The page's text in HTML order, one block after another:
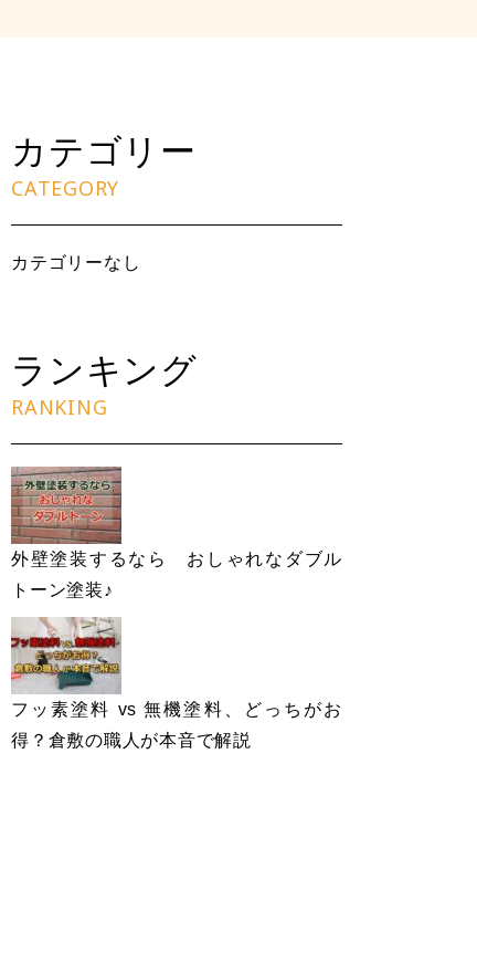
カテゴリー
CATEGORY
カテゴリーなし
ランキング
RANKING
外壁塗装するなら おしゃれなダブル
トーン塗装♪
フッ素塗料 vs 無機塗料、どっちがお
得？倉敷の職人が本音で解説